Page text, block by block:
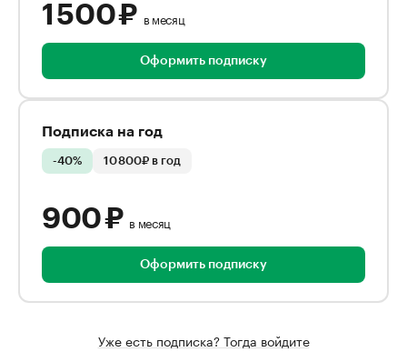
1 500 ₽ в месяц
Оформить подписку
Подписка на год
-40% 10 800₽ в год
900 ₽ в месяц
Оформить подписку
Уже есть подписка? Тогда войдите